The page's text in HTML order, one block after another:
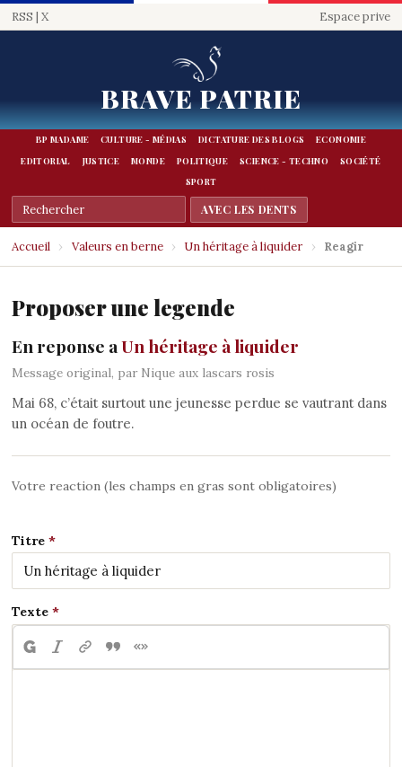
RSS | X Espace prive
BRAVE PATRIE
BP MADAME CULTURE - MÉDIAS DICTATURE DES BLOGS
ECONOMIE
EDITORIAL
JUSTICE MONDE POLITIQUE SCIENCE - TECHNO
SOCIÉTÉ
SPORT
Accueil › Valeurs en berne › Un héritage à liquider › Reagir
Proposer une legende
En reponse aUn héritage à liquider
Message original, par Nique aux lascars rosis
Mai 68, c’était surtout une jeunesse perdue se vautrant dans
un océan de foutre.
Votre reaction (les champs en gras sont obligatoires)
Titre
Texte